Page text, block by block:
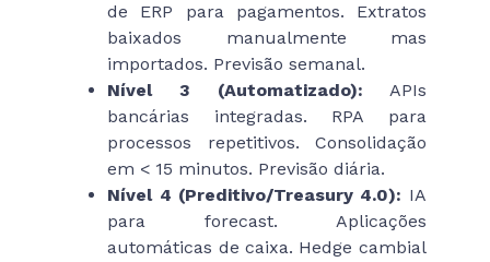
de ERP para pagamentos. Extratos
baixados manualmente mas
importados. Previsão semanal.
Nível 3 (Automatizado): APIs
bancárias integradas. RPA para
processos repetitivos. Consolidação
em < 15 minutos. Previsão diária.
Nível 4 (Preditivo/Treasury 4.0): IA
para forecast. Aplicações
automáticas de caixa. Hedge cambial